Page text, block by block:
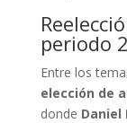
periodo
Entre los
elección de
donde Daniel